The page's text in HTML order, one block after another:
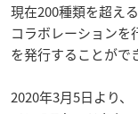
現在200種類を超え
コラボレーションを
を発行することがで
2020年3月5日より